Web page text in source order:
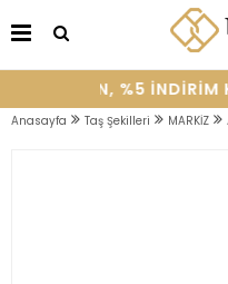
OLUN, %5 INDIRIM
Anasayfa Taş Şekilleri MARKİZ